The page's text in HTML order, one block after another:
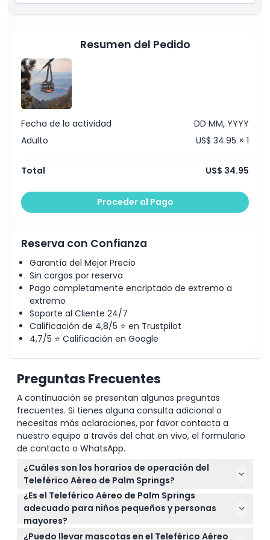
Cosas a Saber
Ubicación
Política de Cancelación
Resumen del Pedido
Fecha de la actividad
DD MM, YYYY
Adulto
US$ 34.95 × 1
Total US$ 34.95
Proceder al Pago
Reserva con Confianza
Garantía del Mejor Precio
Sin cargos por reserva
Pago completamente encriptado de extremo a
extremo
Soporte al Cliente 24/7
Calificación de 4,8/5 ⭐ en Trustpilot
4,7/5 ⭐ Calificación en Google
Preguntas Frecuentes
A continuación se presentan algunas preguntas
frecuentes. Si tienes alguna consulta adicional o
necesitas más aclaraciones, por favor contacta a
nuestro equipo a través del chat en vivo, el formulario
de contacto o WhatsApp.
¿Cuáles son los horarios de operación del
Teleférico Aéreo de Palm Springs?
El teleférico opera diariamente con el primer viaje
de subida a las 10:00 a.m. de lunes a viernes y a las
8:00 a.m. los fines de semana y días festivos. El
último viaje de subida es a las 8:00 p.m. y el último
¿Es el Teleférico Aéreo de Palm Springs
adecuado para niños pequeños y personas
mayores?
Sí, los niños menores de 3 años viajan gratis con un
¿Puedo llevar mascotas en el Teleférico Aéreo